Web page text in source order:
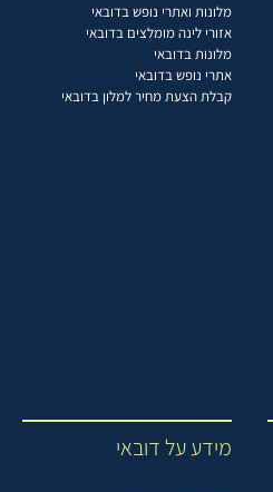
מלונות ואתרי נופש בדובאי
אזורי לינה מומלצים בדובאי
מלונות בדובאי
אתרי נופש בדובאי
קבלת הצעת מחיר למלון בדובאי
מידע על דובאי